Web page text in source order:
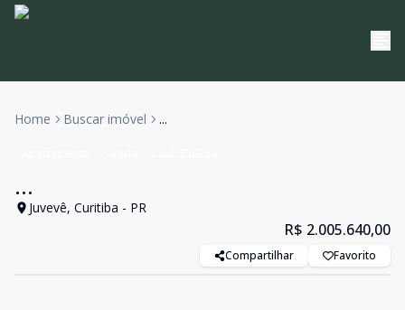
Home Buscar imóvel ...
...
Juvevê, Curitiba - PR
R$ 2.005.640,00
Compartilhar Favorito